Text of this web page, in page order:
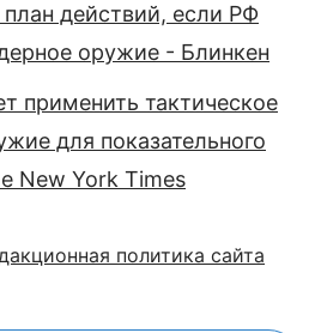
действий, если РФ
оружие - Блинкен
применить тактическое
для показательного
New York Times
политика сайта